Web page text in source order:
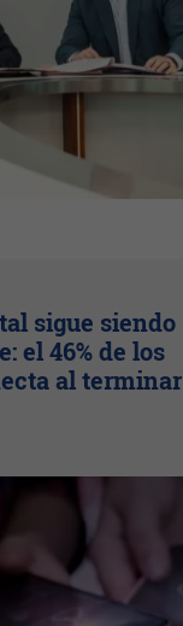
sigue siendo
el 46% de los
al terminar